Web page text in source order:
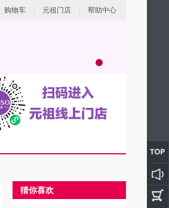
购物车 元祖门店 帮助中心
猜你喜欢